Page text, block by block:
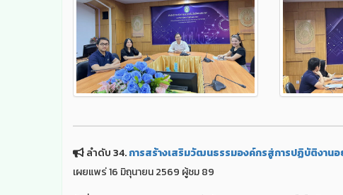
ลำดับ 34.การสร้างเสริมวัฒนธรรมองค์กรสู่การปฏิบัติงาน
เผยแพร่ 16 มิถุนายน 2569 ผู้ชม 89